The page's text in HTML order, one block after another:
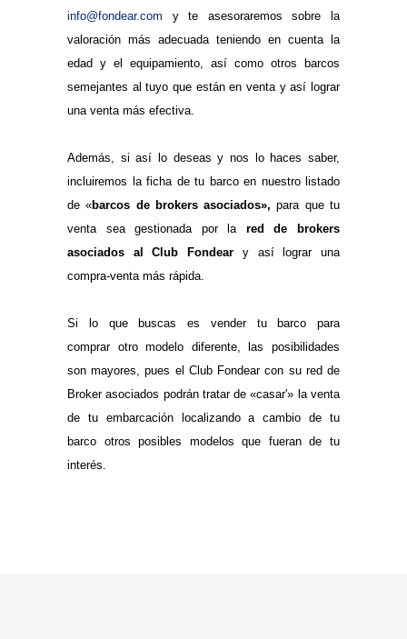
info@fondear.com y te asesoraremos sobre la
valoración más adecuada teniendo en cuenta la
edad y el equipamiento, así como otros barcos
semejantes al tuyo que están en venta y así lograr
una venta más efectiva.
Además, si así lo deseas y nos lo haces saber,
incluiremos la ficha de tu barco en nuestro listado
de «barcos de brokers asociados», para que tu
venta sea gestionada por la red de brokers
asociados al Club Fondear y así lograr una
compra-venta más rápida.
Si lo que buscas es vender tu barco para
comprar otro modelo diferente, las posibilidades
son mayores, pues el Club Fondear con su red de
Broker asociados podrán tratar de «casar'» la venta
de tu embarcación localizando a cambio de tu
barco otros posibles modelos que fueran de tu
interés.